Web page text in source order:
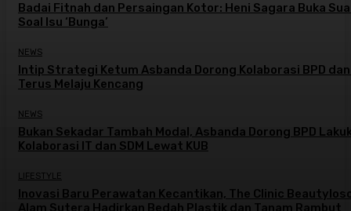
Badai Fitnah dan Persaingan Kotor: Heni Sagara Buka
Soal Isu ‘Bunga’
NEWS
Intip Strategi Ketum Asbanda Dorong Kolaborasi BPD dan
Terus Melaju Kencang
NEWS
Bukan Sekadar Tambah Modal, Asbanda Dorong BPD
Kolaborasi IT dan SDM Lewat KUB
LIFESTYLE
Inovasi Baru Perawatan Kecantikan, The Clinic
Alam Sutera Hadirkan Bedah Plastik dan Tanam Rambut